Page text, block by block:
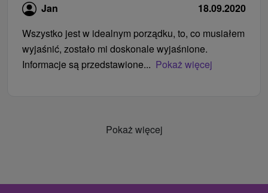
Jan
18.09.2020
Wszystko jest w idealnym porządku, to, co musiałem
wyjaśnić, zostało mi doskonale wyjaśnione.
Informacje są przedstawione... Pokaż więcej
Pokaż więcej